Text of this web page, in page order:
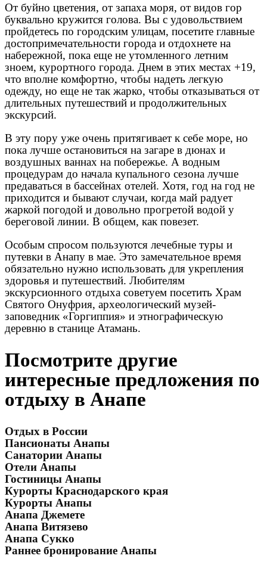
От буйно цветения, от запаха моря, от видов гор
буквально кружится голова. Вы с удовольствием
пройдетесь по городским улицам, посетите главные
достопримечательности города и отдохнете на
набережной, пока еще не утомленного летним
зноем, курортного города. Днем в этих местах +19,
что вполне комфортно, чтобы надеть легкую
одежду, но еще не так жарко, чтобы отказываться от
длительных путешествий и продолжительных
экскурсий.
В эту пору уже очень притягивает к себе море, но
пока лучше остановиться на загаре в дюнах и
воздушных ваннах на побережье. А водным
процедурам до начала купального сезона лучше
предаваться в бассейнах отелей. Хотя, год на год не
приходится и бывают случаи, когда май радует
жаркой погодой и довольно прогретой водой у
береговой линии. В общем, как повезет.
Особым спросом пользуются лечебные туры и
путевки в Анапу в мае. Это замечательное время
обязательно нужно использовать для укрепления
здоровья и путешествий. Любителям
экскурсионного отдыха советуем посетить Храм
Святого Онуфрия, археологический музей-
заповедник «Горгиппия» и этнографическую
деревню в станице Атамань.
Посмотрите другие
интересные предложения по
отдыху в Анапе
Отдых в России
Пансионаты Анапы
Санатории Анапы
Отели Анапы
Гостиницы Анапы
Курорты Краснодарского края
Курорты Анапы
Анапа Джемете
Анапа Витязево
Анапа Сукко
Раннее бронирование Анапы